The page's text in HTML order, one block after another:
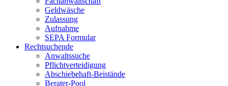
Geldwäsche
Zulassung
Aufnahme
SEPA Formular
Rechtsuchende
Anwaltssuche
Pflichtverteidigung
Abschiebehaft-Beistände
Berater-Pool